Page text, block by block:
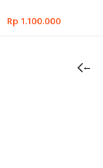
Rp 1.100.000
←